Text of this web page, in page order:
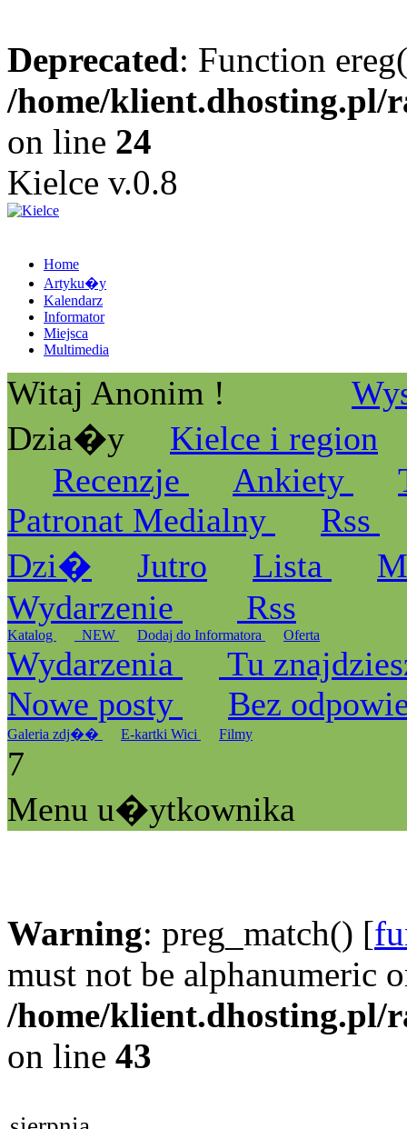
Deprecated: Function
/home/klient.dhosting.pl/
on line 24
Kielce v.0.8
Home
Artyku�y
Kalendarz
Informator
Miejsca
Multimedia
Witaj Anonim !
Dzia�y
Kielce i region
Recenzje
Ankiety
Patronat Medialny
Rss
Dzi�
Jutro Lista
Wydarzenie
Rss
Katalog _NEW Dodaj do Informatora Oferta
Wydarzenia
Tu
Nowe posty
Bez
Galeria zdj�� E-kartki Wici Filmy
7
Menu u�ytkownika
Warning: preg_match() [
must not be alphanumeric
/home/klient.dhosting.pl/
on line 43